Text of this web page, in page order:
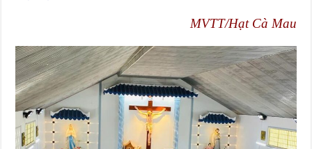
MVTT/Hạt Cà Mau